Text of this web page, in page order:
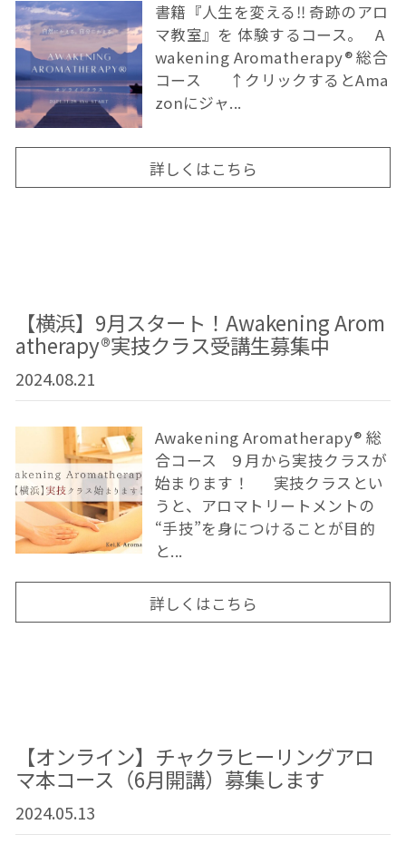
書籍『人生を変える‼ 奇跡のアロ
マ教室』を 体験するコース。 A
wakening Aromatherapy® 総合
コース ↑クリックするとAma
zonにジャ...
詳しくはこちら
【横浜】9月スタート！Awakening Arom
atherapy®︎実技クラス受講生募集中
2024.08.21
Awakening Aromatherapy®︎ 総
合コース ９月から実技クラスが
始まります！ 実技クラスとい
うと、アロマトリートメントの
“手技”を身につけることが目的
と...
詳しくはこちら
【オンライン】チャクラヒーリングアロ
マ本コース（6月開講）募集します
2024.05.13